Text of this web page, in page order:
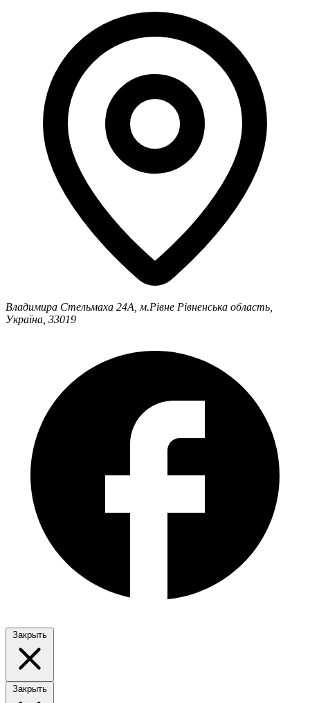
Владимира Стельмаха 24А, м.Рівне Рівненська область,
Україна, 33019
Закрыть
Закрыть